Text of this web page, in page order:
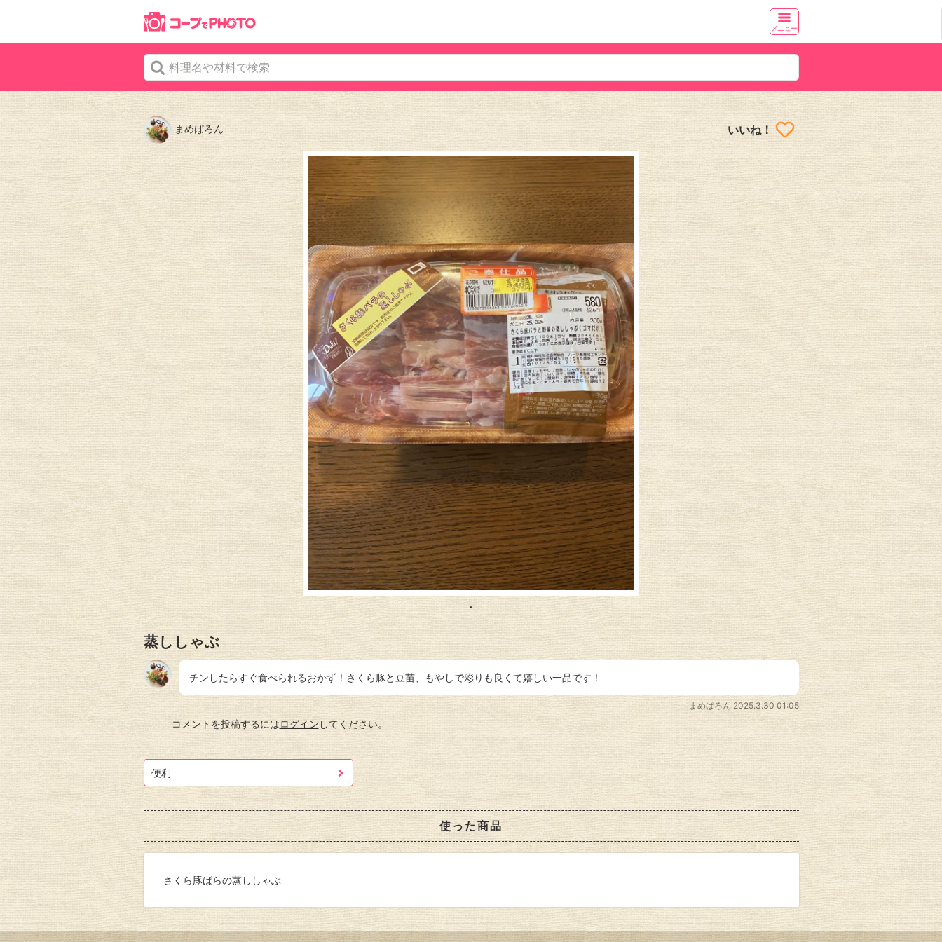
メニュー
まめぱろん いいね！
蒸ししゃぶ
チンしたらすぐ食べられるおかず！さくら豚と豆苗、もやしで彩りも良くて嬉しい一品です！
まめぱろん 2025.3.30 01:05
コメントを投稿するにはログインしてください。
便利
使った商品
さくら豚ばらの蒸ししゃぶ